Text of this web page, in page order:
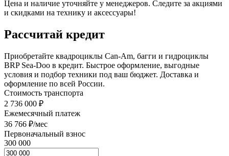
Цена и наличие уточняйте у менеджеров. Следите за акциями
и скидками на технику и аксессуары!
Рассчитай кредит
Приобретайте квадроциклы Can-Am, багги и гидроциклы
BRP Sea-Doo в кредит. Быстрое оформление, выгодные
условия и подбор техники под ваш бюджет. Доставка и
оформление по всей России.
Стоимость транспорта
2 736 000 ₽
Ежемесячный платеж
36 766 ₽/мес
Первоначальный взнос
300 000